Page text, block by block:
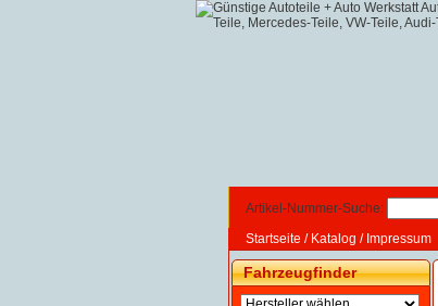
Artikel-Nummer-Suche:
Startseite / Katalog / Impressum
Fahrzeugfinder